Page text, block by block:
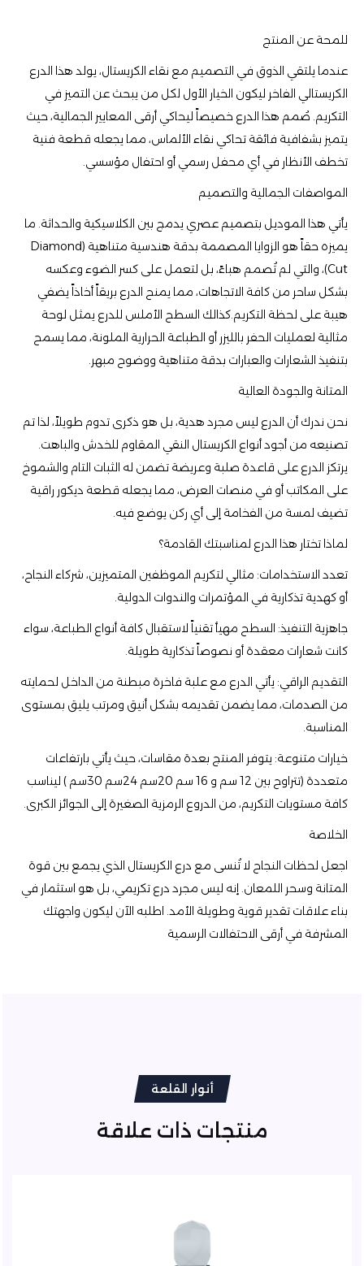
للمحة عن المنتج
​عندما يلتقي الذوق في التصميم مع نقاء الكريستال، يولد هذا الدرع
الكريستالي الفاخر ليكون الخيار الأول لكل من يبحث عن التميز في
التكريم. صُمم هذا الدرع خصيصاً ليحاكي أرقى المعايير الجمالية، حيث
يتميز بشفافية فائقة تحاكي نقاء الألماس، مما يجعله قطعة فنية
تخطف الأنظار في أي محفل رسمي أو احتفال مؤسسي.
​المواصفات الجمالية والتصميم
​يأتي هذا الموديل بتصميم عصري يدمج بين الكلاسيكية والحداثة. ما
يميزه حقاً هو الزوايا المصممة بدقة هندسية متناهية (Diamond
Cut)، والتي لم تُصمم هباءً، بل لتعمل على كسر الضوء وعكسه
بشكل ساحر من كافة الاتجاهات، مما يمنح الدرع بريقاً أخاذاً يضفي
هيبة على لحظة التكريم.كذالك السطح الأملس للدرع يمثل لوحة
مثالية لعمليات الحفر بالليزر أو الطباعة الحرارية الملونة، مما يسمح
بتنفيذ الشعارات والعبارات بدقة متناهية ووضوح مبهر.
​المتانة والجودة العالية
​نحن ندرك أن الدرع ليس مجرد هدية، بل هو ذكرى تدوم طويلاً، لذا تم
تصنيعه من أجود أنواع الكريستال النقي المقاوم للخدش والباهت.
يرتكز الدرع على قاعدة صلبة وعريضة تضمن له الثبات التام والشموخ
على المكاتب أو في منصات العرض، مما يجعله قطعة ديكور راقية
تضيف لمسة من الفخامة إلى أي ركن يوضع فيه.
​لماذا تختار هذا الدرع لمناسبتك القادمة؟
​تعدد الاستخدامات: مثالي لتكريم الموظفين المتميزين، شركاء النجاح،
أو كهدية تذكارية في المؤتمرات والندوات الدولية.
​جاهزية التنفيذ: السطح مهيأ تقنياً لاستقبال كافة أنواع الطباعة، سواء
كانت شعارات معقدة أو نصوصاً تذكارية طويلة.
​التقديم الراقي: يأتي الدرع مع علبة فاخرة مبطنة من الداخل لحمايته
من الصدمات، مما يضمن تقديمه بشكل أنيق ومرتب يليق بمستوى
المناسبة.
​خيارات متنوعة: يتوفر المنتج بعدة مقاسات، حيث يأتي بارتفاعات
متعددة (تتراوح بين 12 سم و 16 سم 20سم 24سم 30سم ) ليناسب
كافة مستويات التكريم، من الدروع الرمزية الصغيرة إلى الجوائز الكبرى.
​الخلاصة
​اجعل لحظات النجاح لا تُنسى مع درع الكريستال الذي يجمع بين قوة
المتانة وسحر اللمعان. إنه ليس مجرد درع تكريمي، بل هو استثمار في
بناء علاقات تقدير قوية وطويلة الأمد. اطلبه الآن ليكون واجهتك
المشرفة في أرقى الاحتفالات الرسمية
أنوار القلعة
منتجات ذات علاقة